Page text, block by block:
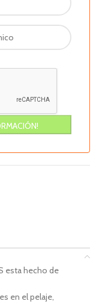
estahecho de
en el pelaje,